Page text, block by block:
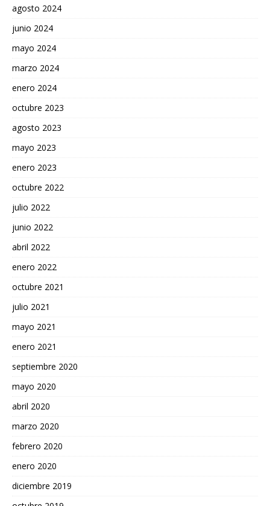
agosto 2024
junio 2024
mayo 2024
marzo 2024
enero 2024
octubre 2023
agosto 2023
mayo 2023
enero 2023
octubre 2022
julio 2022
junio 2022
abril 2022
enero 2022
octubre 2021
julio 2021
mayo 2021
enero 2021
septiembre 2020
mayo 2020
abril 2020
marzo 2020
febrero 2020
enero 2020
diciembre 2019